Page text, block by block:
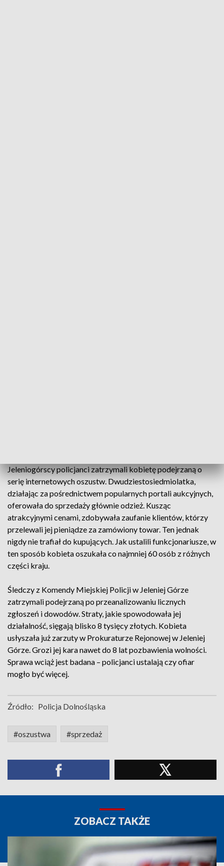
Jeleniogórscy policjanci zatrzymali kobietę podejrzaną o
serię internetowych oszustw. Dwudziestosiedmiolatka,
działając za pośrednictwem popularnych portali aukcyjnych,
oferowała do sprzedaży głównie odzież. Kusząc
atrakcyjnymi cenami, zdobywała zaufanie klientów, którzy
przelewali jej pieniądze za zamówiony towar. Ten jednak
nigdy nie trafiał do kupujących. Jak ustalili funkcjonariusze, w
ten sposób kobieta oszukała co najmniej 60 osób z różnych
części kraju.
Śledczy z Komendy Miejskiej Policji w Jeleniej Górze
zatrzymali podejrzaną po przeanalizowaniu licznych
zgłoszeń i dowodów. Straty, jakie spowodowała jej
działalność, sięgają blisko 8 tysięcy złotych. Kobieta
usłyszała już zarzuty w Prokuraturze Rejonowej w Jeleniej
Górze. Grozi jej kara nawet do 8 lat pozbawienia wolności.
Sprawa wciąż jest badana – policjanci ustalają czy ofiar
mogło być więcej.
Źródło: Policja Dolnośląska
#oszustwa #sprzedaż
ZOBACZ TAKŻE